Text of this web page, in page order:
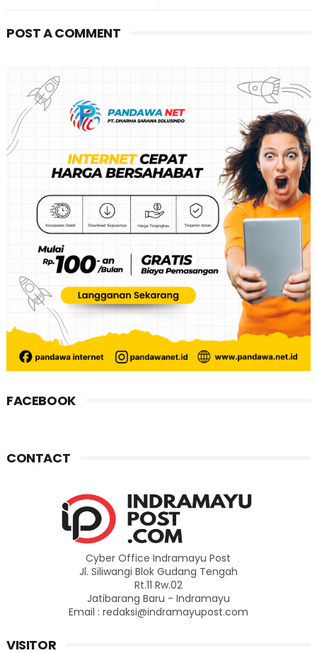
POST A COMMENT
FACEBOOK
CONTACT
Cyber Office Indramayu Post
Jl. Siliwangi Blok Gudang Tengah
Rt.11 Rw.02
Jatibarang Baru - Indramayu
Email : redaksi@indramayupost.com
VISITOR